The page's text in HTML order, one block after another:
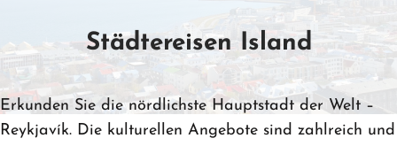
Städtereisen Island
Erkunden Sie die nördlichste Hauptstadt der Welt –
Reykjavík. Die kulturellen Angebote sind zahlreich und